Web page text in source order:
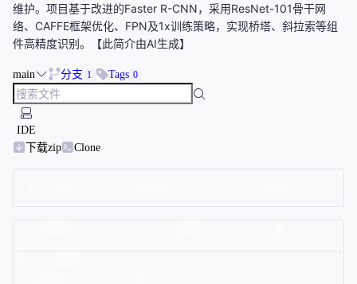
维护。项目基于改进的Faster R-CNN，采用ResNet-101骨干网
络、CAFFE框架优化、FPN及1x训练策略，实现桥塔、斜拉索等组
件高精度识别。【此简介由AI生成】
main 分支 1 Tags 0
IDE
下载zip
Clone